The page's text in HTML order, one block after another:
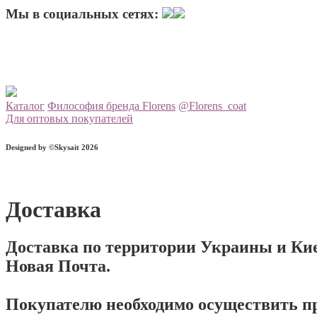
Мы в социальных сетях:
Каталог Философия бренда Florens @Florens_coat
Для оптовых покупателей
Designed by ©Skysait 2026
Доставка
Доставка по территории Украины и
Новая Почта.
Покупателю необходимо осуществить